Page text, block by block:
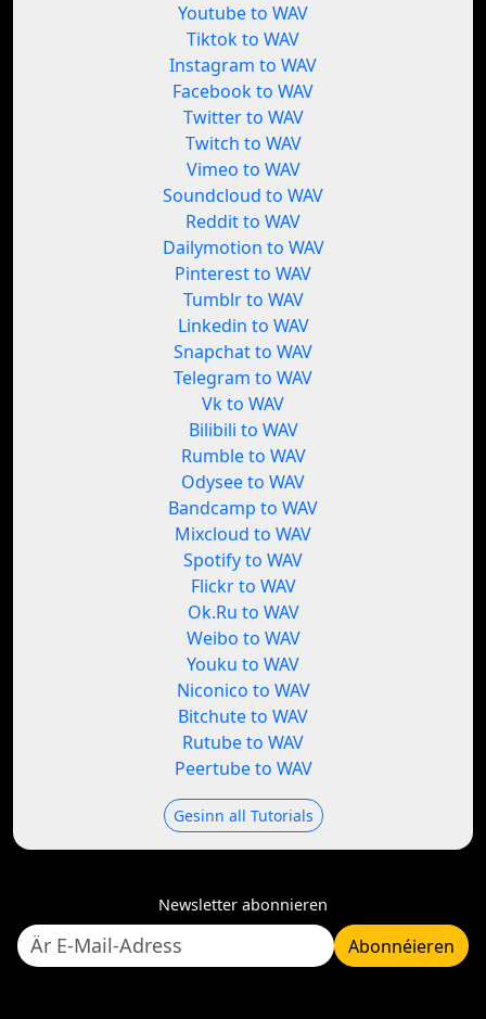
Youtube to WAV
Tiktok to WAV
Instagram to WAV
Facebook to WAV
Twitter to WAV
Twitch to WAV
Vimeo to WAV
Soundcloud to WAV
Reddit to WAV
Dailymotion to WAV
Pinterest to WAV
Tumblr to WAV
Linkedin to WAV
Snapchat to WAV
Telegram to WAV
Vk to WAV
Bilibili to WAV
Rumble to WAV
Odysee to WAV
Bandcamp to WAV
Mixcloud to WAV
Spotify to WAV
Flickr to WAV
Ok.Ru to WAV
Weibo to WAV
Youku to WAV
Niconico to WAV
Bitchute to WAV
Rutube to WAV
Peertube to WAV
Gesinn all Tutorials
Newsletter abonnieren
Abonnéieren